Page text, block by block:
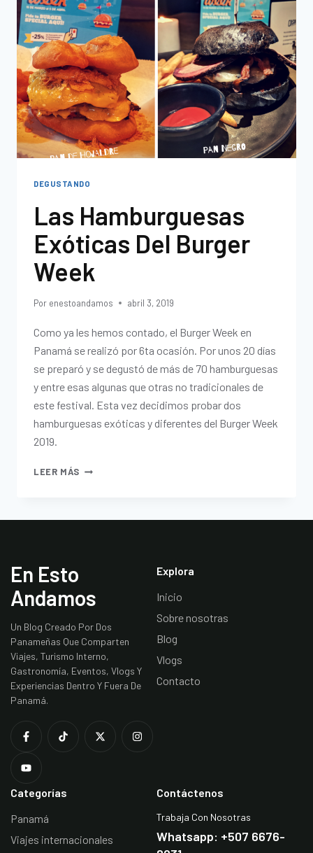
DEGUSTANDO
Las Hamburguesas
Exóticas Del Burger
Week
Por enestoandamos abril 3, 2019
Como ya les hemos contado, el Burger Week en
Panamá se realizó por 6ta ocasión. Por unos 20 días
se preparó y se degustó de más de 70 hamburguesas
y entre esas algunas que otras no tradicionales de
este festival. Esta vez decidimos probar dos
hamburguesas exóticas y diferentes del Burger Week
2019.
LEER MÁS
En Esto
Andamos
Un Blog Creado Por Dos
Panameñas Que Comparten
Viajes, Turismo Interno,
Gastronomía, Eventos, Vlogs Y
Experiencias Dentro Y Fuera De
Panamá.
Explora
Inicio
Sobre nosotras
Blog
Vlogs
Contacto
Categorías
Panamá
Viajes internacionales
Contáctenos
Trabaja Con Nosotras
Whatsapp: +507 6676-